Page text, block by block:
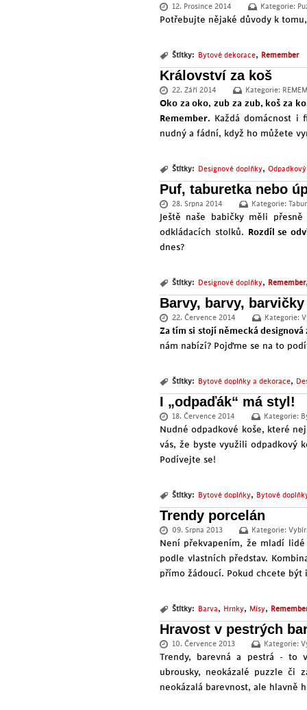
12. Prosince 2014 Kategorie:
Potřebujte nějaké důvody k
Štítky: Bytové dekorace, Remember
Království za koš
22. Září 2014 Kategorie:
Oko za oko, zub za zub, koš za
Remember. Každá domácnost i
nudný a fádní, když ho můžete
Štítky: Designové doplňky,
Puf, taburetka nebo
28. Srpna 2014 Kategorie:
Ještě naše babičky měli
odkládacích stolků. Rozdíl se
dnes?
Štítky: Designové doplňky, Remember
Barvy, barvy, barvičky
22. Července 2014 Kategorie:
Za tím si stojí německá
nám nabízí? Pojďme se na to
Štítky: Bytové doplňky a dekorace,
I „odpaďák“ má styl!
18. Července 2014 Kategorie:
Nudné odpadkové koše, které
vás, že byste využili odpadkový
Podívejte se!
Štítky: Bytové doplňky, Bytové
Trendy porcelán
09. Srpna 2013 Kategorie:
Není překvapením, že mladí
podle vlastních představ.
přímo žádoucí. Pokud chcete
Štítky: Barva, Hrnky, Mísy,
Hravost v pestrých
10. Července 2013 Kategorie:
Trendy, barevná a pestrá - to
ubrousky, neokázalé puzzle či
neokázalá barevnost, ale hlavně